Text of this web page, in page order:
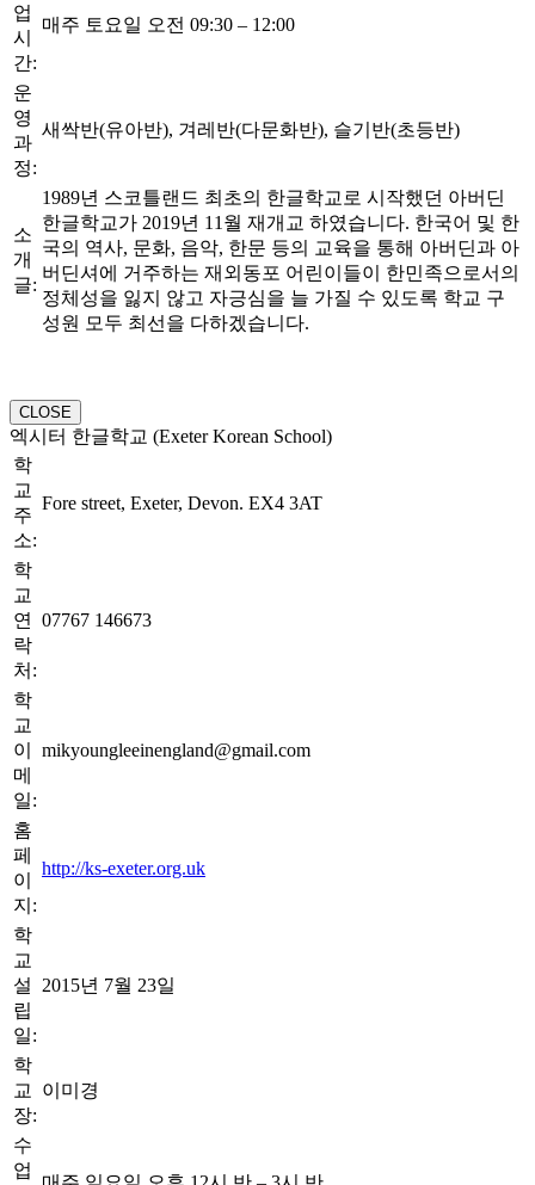
업
시
간:
매주 토요일 오전 09:30 – 12:00
운
영
과
정:
새싹반(유아반), 겨레반(다문화반), 슬기반(초등반)
소
개
글:
1989년 스코틀랜드 최초의 한글학교로 시작했던 아버딘
한글학교가 2019년 11월 재개교 하였습니다. 한국어 및 한
국의 역사, 문화, 음악, 한문 등의 교육을 통해 아버딘과 아
버딘셔에 거주하는 재외동포 어린이들이 한민족으로서의
정체성을 잃지 않고 자긍심을 늘 가질 수 있도록 학교 구
성원 모두 최선을 다하겠습니다.
CLOSE
엑시터 한글학교 (Exeter Korean School)
학
교
주
소:
Fore street, Exeter, Devon. EX4 3AT
학
교
연
락
처:
07767 146673
학
교
이
메
일:
mikyoungleeinengland@gmail.com
홈
페
이
지:
http://ks-exeter.org.uk
학
교
설
립
일:
2015년 7월 23일
학
교
장:
이미경
수
업